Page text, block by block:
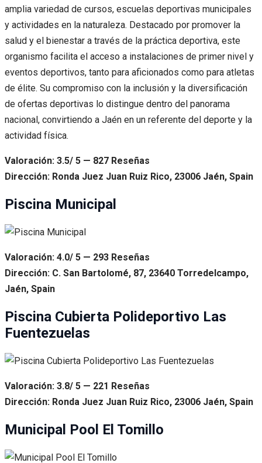
amplia variedad de cursos, escuelas deportivas municipales
y actividades en la naturaleza. Destacado por promover la
salud y el bienestar a través de la práctica deportiva, este
organismo facilita el acceso a instalaciones de primer nivel y
eventos deportivos, tanto para aficionados como para atletas
de élite. Su compromiso con la inclusión y la diversificación
de ofertas deportivas lo distingue dentro del panorama
nacional, convirtiendo a Jaén en un referente del deporte y la
actividad física.
Valoración: 3.5/ 5 — 827 Reseñas
Dirección: Ronda Juez Juan Ruiz Rico, 23006 Jaén, Spain
Piscina Municipal
Valoración: 4.0/ 5 — 293 Reseñas
Dirección: C. San Bartolomé, 87, 23640 Torredelcampo,
Jaén, Spain
Piscina Cubierta Polideportivo Las
Fuentezuelas
Valoración: 3.8/ 5 — 221 Reseñas
Dirección: Ronda Juez Juan Ruiz Rico, 23006 Jaén, Spain
Municipal Pool El Tomillo